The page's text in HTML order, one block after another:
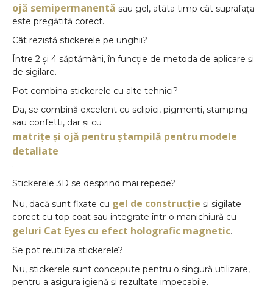
ojă semipermanentă sau gel, atâta timp cât suprafața
este pregătită corect.
Cât rezistă stickerele pe unghii?
Între 2 și 4 săptămâni, în funcție de metoda de aplicare și
de sigilare.
Pot combina stickerele cu alte tehnici?
Da, se combină excelent cu sclipici, pigmenți, stamping
sau confetti, dar și cu
matrițe și ojă pentru ștampilă pentru modele
detaliate
.
Stickerele 3D se desprind mai repede?
Nu, dacă sunt fixate cu gel de construcție și sigilate
corect cu top coat sau integrate într-o manichiură cu
geluri Cat Eyes cu efect holografic magnetic.
Se pot reutiliza stickerele?
Nu, stickerele sunt concepute pentru o singură utilizare,
pentru a asigura igienă și rezultate impecabile.